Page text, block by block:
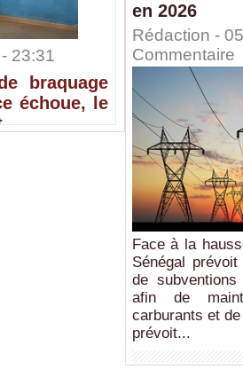
23:31
braquage
échoue, le
en 2026
Rédaction -
Commentaire
Face à la
Sénégal
de
afin de
carburants et
prévoit...